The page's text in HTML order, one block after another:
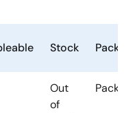
Stock
Out
of